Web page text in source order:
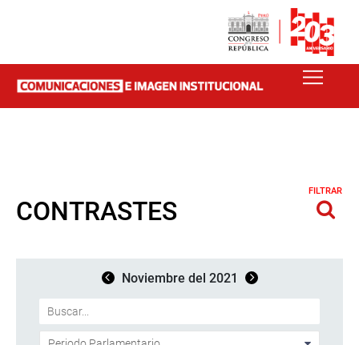
CONTRASTES
FILTRAR
Noviembre del 2021